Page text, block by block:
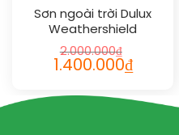
Sơn ngoài trời Dulux
Weathershield
Powerflexx siêu cao cấp
5L
2.000.000₫
1.400.000₫